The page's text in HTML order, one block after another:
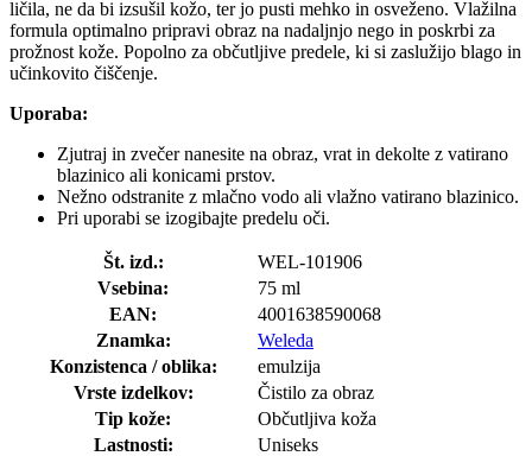
ličila, ne da bi izsušil kožo, ter jo pusti mehko in osveženo. Vlažilna
formula optimalno pripravi obraz na nadaljnjo nego in poskrbi za
prožnost kože. Popolno za občutljive predele, ki si zaslužijo blago in
učinkovito čiščenje.
Uporaba:
Zjutraj in zvečer nanesite na obraz, vrat in dekolte z vatirano
blazinico ali konicami prstov.
Nežno odstranite z mlačno vodo ali vlažno vatirano blazinico.
Pri uporabi se izogibajte predelu oči.
Št. izd.:
WEL-101906
Vsebina:
75 ml
EAN:
4001638590068
Znamka:
Weleda
Konzistenca / oblika:
emulzija
Vrste izdelkov:
Čistilo za obraz
Tip kože:
Občutljiva koža
Lastnosti:
Uniseks